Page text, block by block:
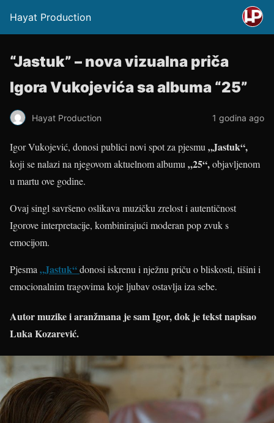
Hayat Production
“Jastuk” – nova vizualna priča
Igora Vukojevića sa albuma “25”
Hayat Production 1 godina ago
Igor Vukojević, donosi publici novi spot za pjesmu „Jastuk“,
koji se nalazi na njegovom aktuelnom albumu „25“,objavljenom
u martu ove godine.
Ovaj singl savršeno oslikava muzičku zrelost i autentičnost
Igorove interpretacije, kombinirajući moderan pop zvuk s
emocijom.
Pjesma „Jastuk“donosi iskrenu i nježnu priču o bliskosti, tišini i
emocionalnim tragovima koje ljubav ostavlja iza sebe.
Autor muzike i aranžmana je sam Igor, dok je tekst napisao
Luka Kozarević.